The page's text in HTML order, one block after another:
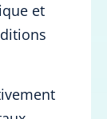
et